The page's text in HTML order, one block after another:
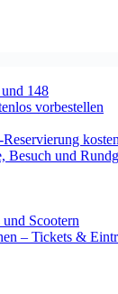
148
vorbestellen
und
Scootern
– Tickets &